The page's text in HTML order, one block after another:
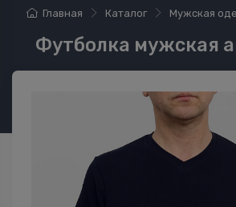
Главная Каталог Мужская
Футболка мужская